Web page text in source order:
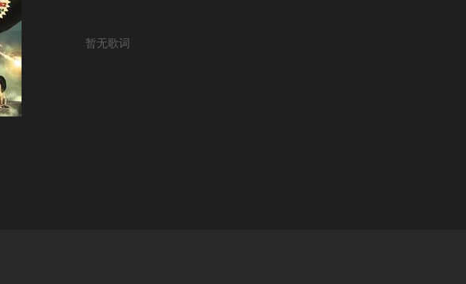
暂无歌词